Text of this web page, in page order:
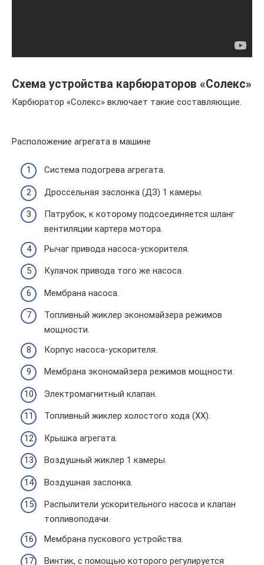
Схема устройства карбюраторов «Солекс»
Карбюратор «Солекс» включает такие составляющие.
Расположение агрегата в машине
Система подогрева агрегата.
Дроссельная заслонка (ДЗ) 1 камеры.
Патрубок, к которому подсоединяется шланг
вентиляции картера мотора.
Рычаг привода насоса-ускорителя.
Кулачок привода того же насоса.
Мембрана насоса.
Топливный жиклер экономайзера режимов
мощности.
Корпус насоса-ускорителя.
Мембрана экономайзера режимов мощности.
Электромагнитный клапан.
Топливный жиклер холостого хода (ХХ).
Крышка агрегата.
Воздушный жиклер 1 камеры.
Воздушная заслонка.
Распылители ускорительного насоса и клапан
топливоподачи.
Мембрана пускового устройства.
Винтик, с помощью которого регулируется